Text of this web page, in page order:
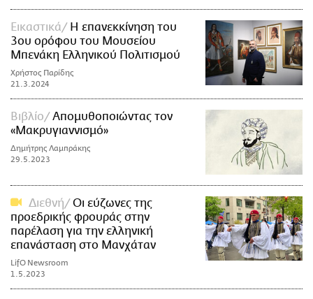
Εικαστικά
Η επανεκκίνηση του
3ου ορόφου του Μουσείου
Μπενάκη Ελληνικού Πολιτισμού
Χρήστος Παρίδης
21.3.2024
Βιβλίο
Απομυθοποιώντας τον
«Μακρυγιαννισμό»
Δημήτρης Λαμπράκης
29.5.2023
Διεθνή
Οι εύζωνες της
προεδρικής φρουράς στην
παρέλαση για την ελληνική
επανάσταση στο Μανχάταν
LifO Newsroom
1.5.2023